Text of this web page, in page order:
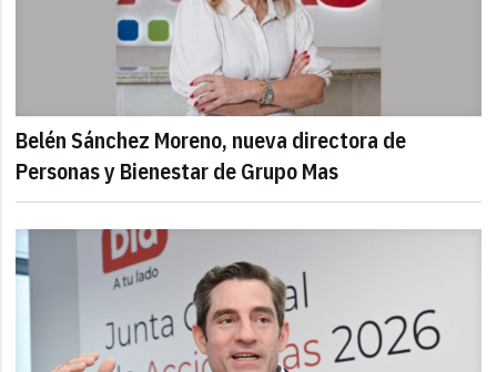
Belén Sánchez Moreno, nueva directora de
Personas y Bienestar de Grupo Mas